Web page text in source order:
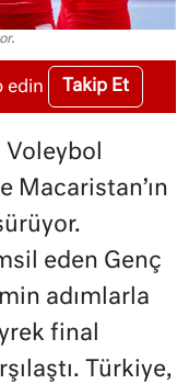
edin Takip Et
Voleybol
Macaristan’ın
eden Genç
adımlarla
final
Türkiye,